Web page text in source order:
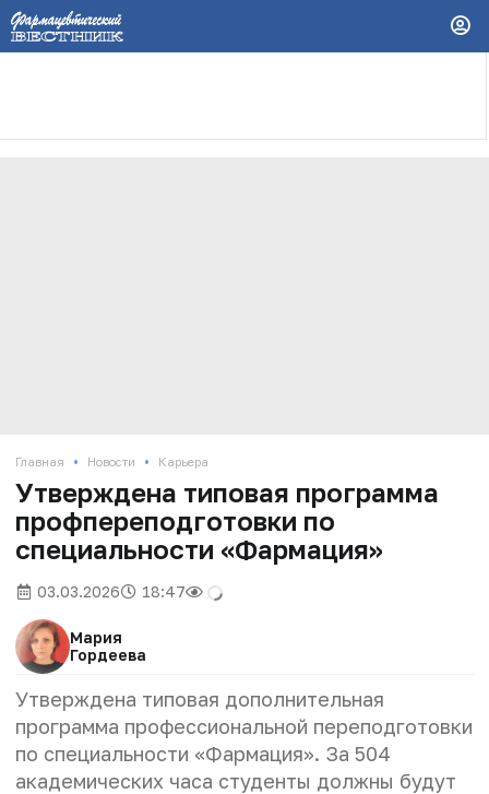
Главная • Новости • Карьера
Утверждена типовая программа
профпереподготовки по
специальности «Фармация»
03.03.2026 18:47
Мария
Гордеева
Утверждена типовая дополнительная
программа профессиональной переподготовки
по специальности «Фармация». За 504
академических часа студенты должны будут